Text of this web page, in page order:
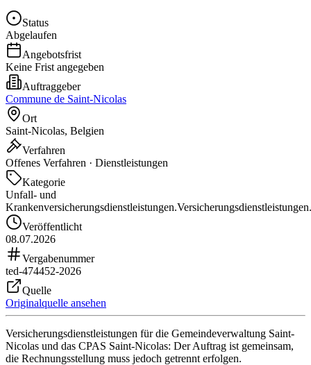
Status
Abgelaufen
Angebotsfrist
Keine Frist angegeben
Auftraggeber
Commune de Saint-Nicolas
Ort
Saint-Nicolas, Belgien
Verfahren
Offenes Verfahren · Dienstleistungen
Kategorie
Unfall- und
Krankenversicherungsdienstleistungen.Versicherungsdienstleistungen.
Veröffentlicht
08.07.2026
Vergabenummer
ted-474452-2026
Quelle
Originalquelle ansehen
Versicherungsdienstleistungen für die Gemeindeverwaltung Saint-
Nicolas und das CPAS Saint-Nicolas: Der Auftrag ist gemeinsam,
die Rechnungsstellung muss jedoch getrennt erfolgen.